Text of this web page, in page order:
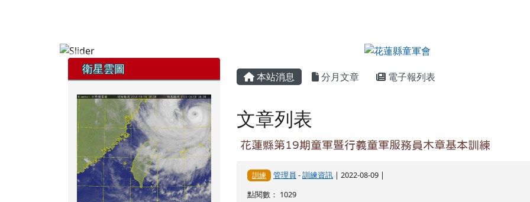
左邊區域內容
衛星雲圖 主內容區域
本站消息 分月文章 電子報列表
文章列表
花蓮縣第19期童軍暨行義童軍服務員木章基本訓練
訓練 管理員 -訓練資訊| 2022-08-09 |
點閱數： 1029
頁尾區域